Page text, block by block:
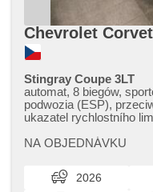
Chevrolet
Stingray Coupe 3LT
automat, 8 biegów,
podwozia (ESP),
ukazatel rychlostního
podwozia , regulacja
tempomat, LED denní
dálkových světel, felgi
NA OBJEDNÁVKU
2026